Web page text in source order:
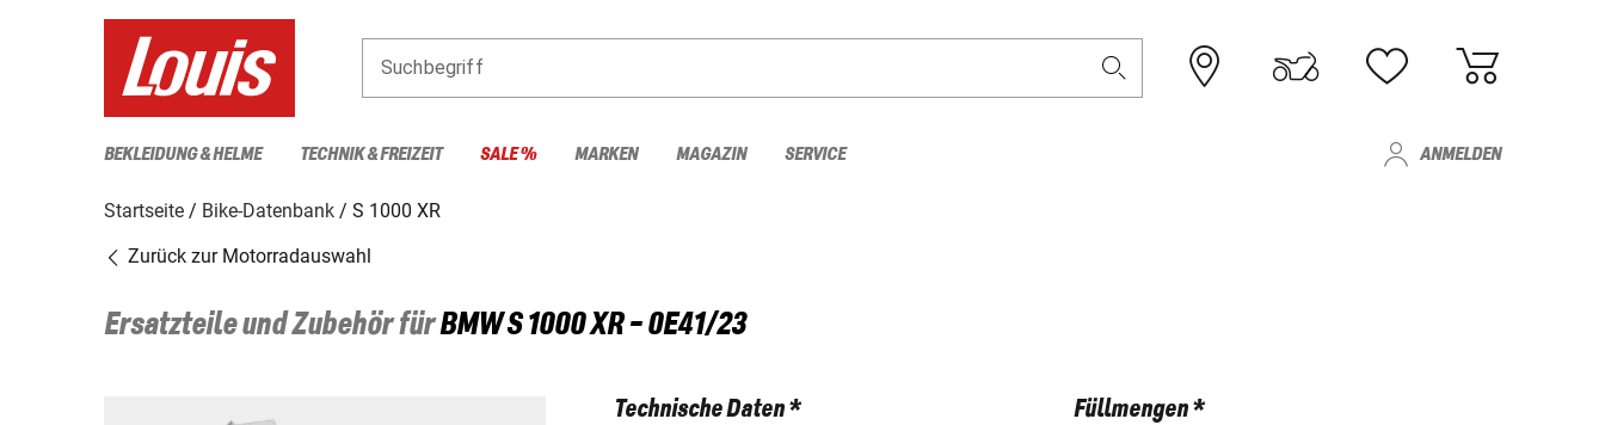
Suchbegriff
BEKLEIDUNG & HELME TECHNIK & FREIZEIT SALE % MARKEN MAGAZIN SERVICE ANMELDEN
Startseite Bike-Datenbank
S 1000 XR
Zurück zur Motorradauswahl
Ersatzteile und Zubehör fürBMWS 1000 XR - 0E41/23
Technische Daten * Füllmengen *